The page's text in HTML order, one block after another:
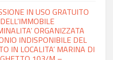
IN USO GRATUITO
ORGANIZZATA
INDISPONIBILE DEL
IN LOCALITA’ MARINA DI